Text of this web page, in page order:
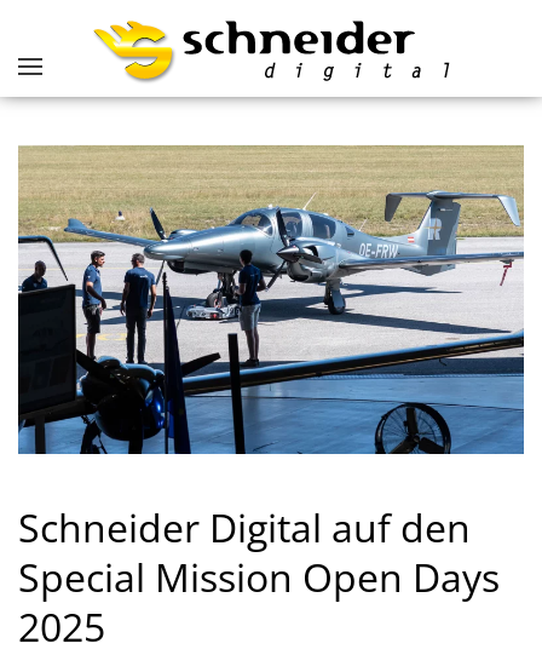
Schneider Digital auf den
Special Mission Open Days
2025